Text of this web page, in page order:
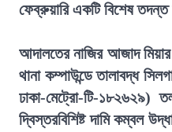
ফেব্রুয়ারি একটি বিশেষ
আদালতের নাজির আজাদ
থানা কম্পাউন্ডে তালাবদ্ধ
ঢাকা-মেট্রো-টি-১৮২৬২৯)
দ্বিস্তরবিশিষ্ট দামি কম্বল